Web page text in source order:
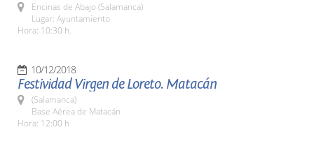
Encinas de Abajo (Salamanca)
Lugar: Ayuntamiento
Hora: 10:30 h.
10/12/2018
Festividad Virgen de Loreto. Matacán
(Salamanca)
Base Aérea de Matacán
Hora: 12:00 h